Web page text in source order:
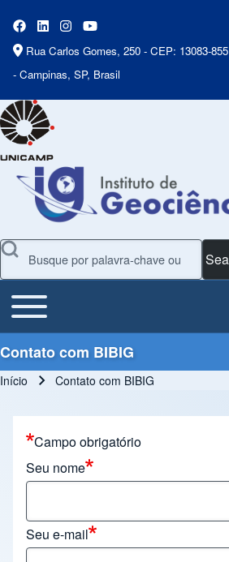
Rua Carlos Gomes, 250 - CEP: 13083-855
- Campinas, SP, Brasil
Search
Main Menu
Toggle main menu
Contato com BIBIG
Início Contato com BIBIG
Campo obrigatório
Seu nome
Seu e-mail